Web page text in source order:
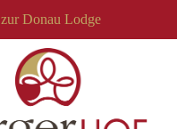
zur Donau Lodge